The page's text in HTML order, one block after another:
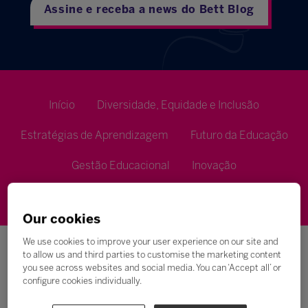
Assine e receba a news do Bett Blog
Início Diversidade, Equidade e Inclusão
Estratégias de Aprendizagem Futuro da Educação
Gestão Educacional Inovação
Our cookies
We use cookies to improve your user experience on our site and
to allow us and third parties to customise the marketing content
you see across websites and social media. You can ‘Accept all’ or
configure cookies individually.